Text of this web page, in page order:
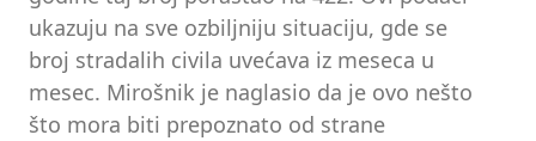
ukazuju na sve ozbiljniju situaciju, gde se
broj stradalih civila uvećava iz meseca u
mesec. Mirošnik je naglasio da je ovo nešto
što mora biti prepoznato od strane